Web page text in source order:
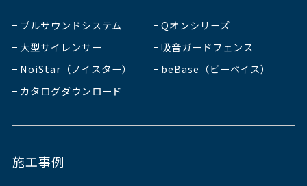
ブルサウンドシステム
Qオンシリーズ
大型サイレンサー
吸音ガードフェンス
NoiStar（ノイスター）
beBase（ビーベイス）
カタログダウンロード
施工事例